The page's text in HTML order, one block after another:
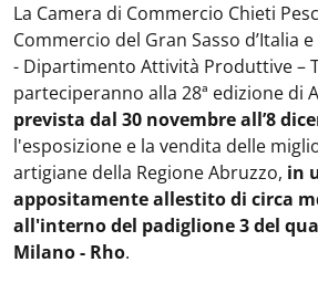
La Camera di Commercio Chieti
Commercio del Gran Sasso d’Italia
- Dipartimento Attività Produttive –
parteciperanno alla 28ª edizione di
prevista dal 30 novembre all’8
l'esposizione e la vendita delle
artigiane della Regione Abruzzo, in
appositamente allestito di circa
all'interno del padiglione 3 del
Milano - Rho.